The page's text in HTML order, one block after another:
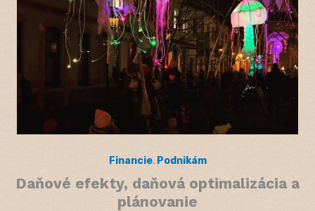
Financie, Podnikám
Daňové efekty, daňová optimalizácia a
plánovanie